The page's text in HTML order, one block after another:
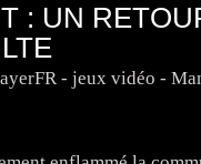
: UN
- jeux vidéo -